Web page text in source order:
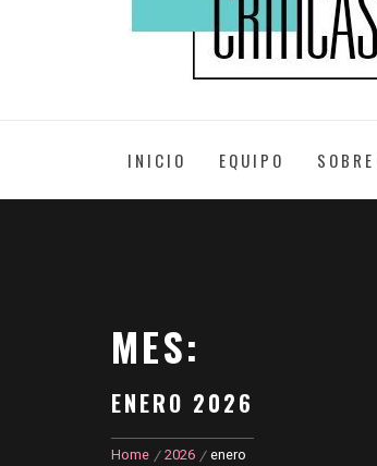
TEORÍAS
CRÍTICAS
INICIO EQUIPO
MES:
ENERO 2026
Home 2026 enero